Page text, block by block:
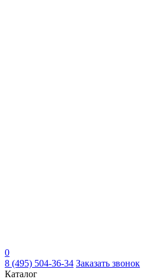
0
8 (495) 504-36-34 Заказать звонок
Каталог